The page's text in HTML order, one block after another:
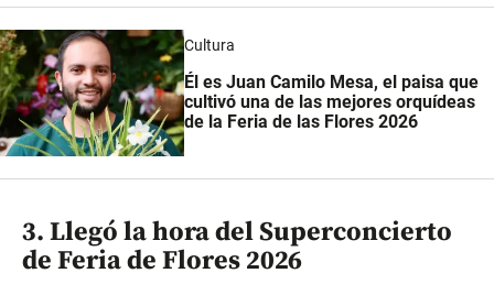
Cultura
Él es Juan Camilo Mesa, el paisa que
cultivó una de las mejores orquídeas
de la Feria de las Flores 2026
3. Llegó la hora del Superconcierto
de Feria de Flores 2026